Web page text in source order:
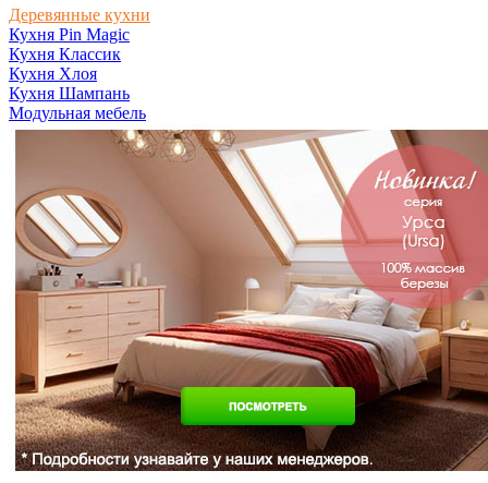
Деревянные кухни
Кухня Pin Magic
Кухня Классик
Кухня Хлоя
Кухня Шампань
Модульная мебель